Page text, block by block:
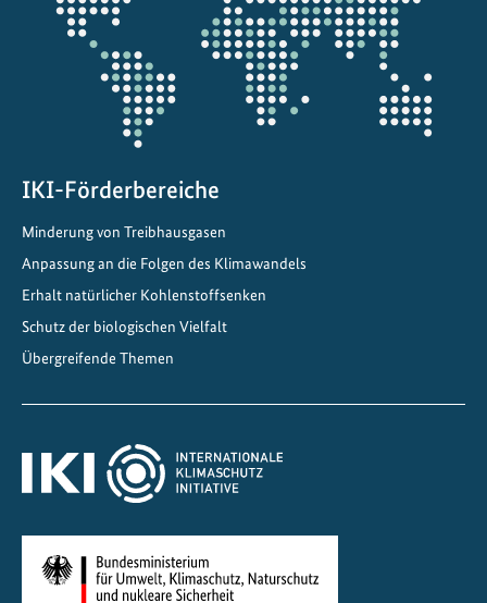
n
d
s
m
o
i
Projektkarte
IKI-Förderbereiche
Minderung von Treibhausgasen
Anpassung an die Folgen des Klimawandels
Erhalt natürlicher Kohlenstoffsenken
Schutz der biologischen Vielfalt
Übergreifende Themen